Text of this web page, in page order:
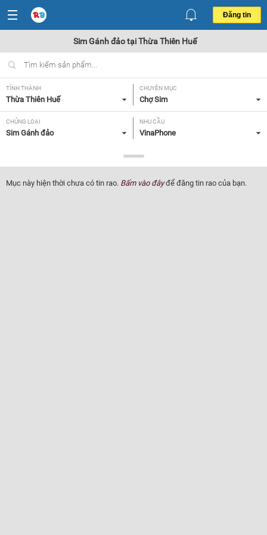
Đăng tin
Sim Gánh đảo tại Thừa Thiên Huế
TỈNH THÀNH
Thừa Thiên Huế
CHUYÊN MỤC
Chợ Sim
CHỦNG LOẠI
Sim Gánh đảo
NHU CẦU
VinaPhone
Tất cả
Mục này hiện thời chưa có tin rao. Bấm vào đâyđể đăng tin rao của bạn.